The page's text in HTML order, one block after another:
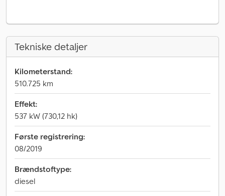
Tekniske detaljer
Kilometerstand:
510.725 km
Effekt:
537 kW (730,12 hk)
Første registrering:
08/2019
Brændstoftype:
diesel